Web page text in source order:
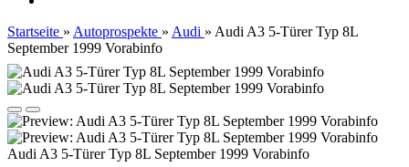
Startseite » Autoprospekte » Audi » Audi A3 5-Türer Typ 8L
September 1999 Vorabinfo
Audi A3 5-Türer Typ 8L September 1999 Vorabinfo